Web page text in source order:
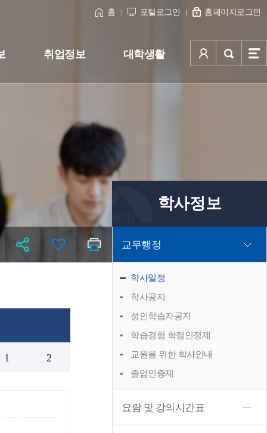
홈 포털로그인 홈페이지로그인
취업정보 대학생활
학사정보
교무행정
학사일정
학사공지
성인학습자공지
학습경험 학점인정제
교원을 위한 학사안내
졸업인증제
요람 및 강의시간표
1 2